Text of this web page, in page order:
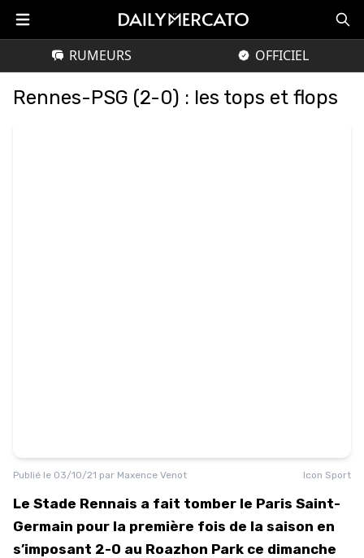
RUMEURS OFFICIEL
Rennes-PSG (2-0) : les tops et flops
Publié le 03/10/21 par Maxence Venot Icon Sport
Le Stade Rennais a fait tomber le Paris Saint-
Germain pour la première fois de la saison en
s’imposant 2-0 au Roazhon Park ce dimanche